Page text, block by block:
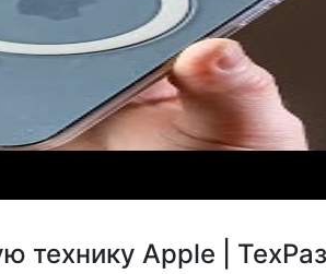
технику Apple |